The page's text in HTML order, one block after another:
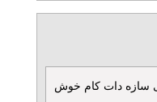
سازه دات کام خوش